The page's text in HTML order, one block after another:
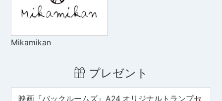
Mikamikan
プレゼント
映画『バックルームズ』A24 オリジナルトランプセ